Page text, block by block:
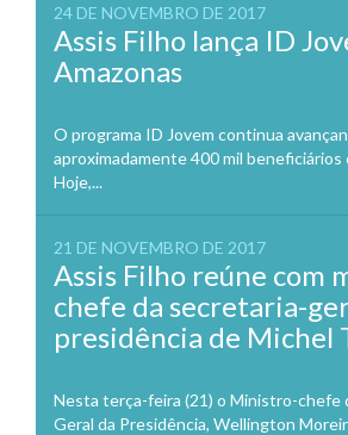
24 DE NOVEMBRO DE 2017
Assis Filho lança ID
Amazonas
O programa ID Jovem continua
aproximadamente 400 mil beneficiários
Hoje,...
21 DE NOVEMBRO DE 2017
Assis Filho reúne com
chefe da secretaria-
presidência de Michel
Nesta terça-feira (21) o Ministro-chefe
Geral da Presidência, Wellington